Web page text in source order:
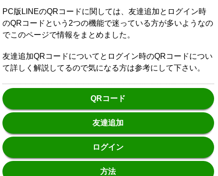
PC版LINEのQRコードに関しては、友達追加とログイン時
のQRコードという2つの機能で迷っている方が多いようなの
でこのページで情報をまとめました。
友達追加QRコードについてとログイン時のQRコードについ
て詳しく解説してるので気になる方は参考にして下さい。
QRコード
友達追加
ログイン
方法